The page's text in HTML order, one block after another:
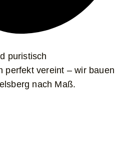
puristisch
perfekt vereint – wir bauen
nach Maß.